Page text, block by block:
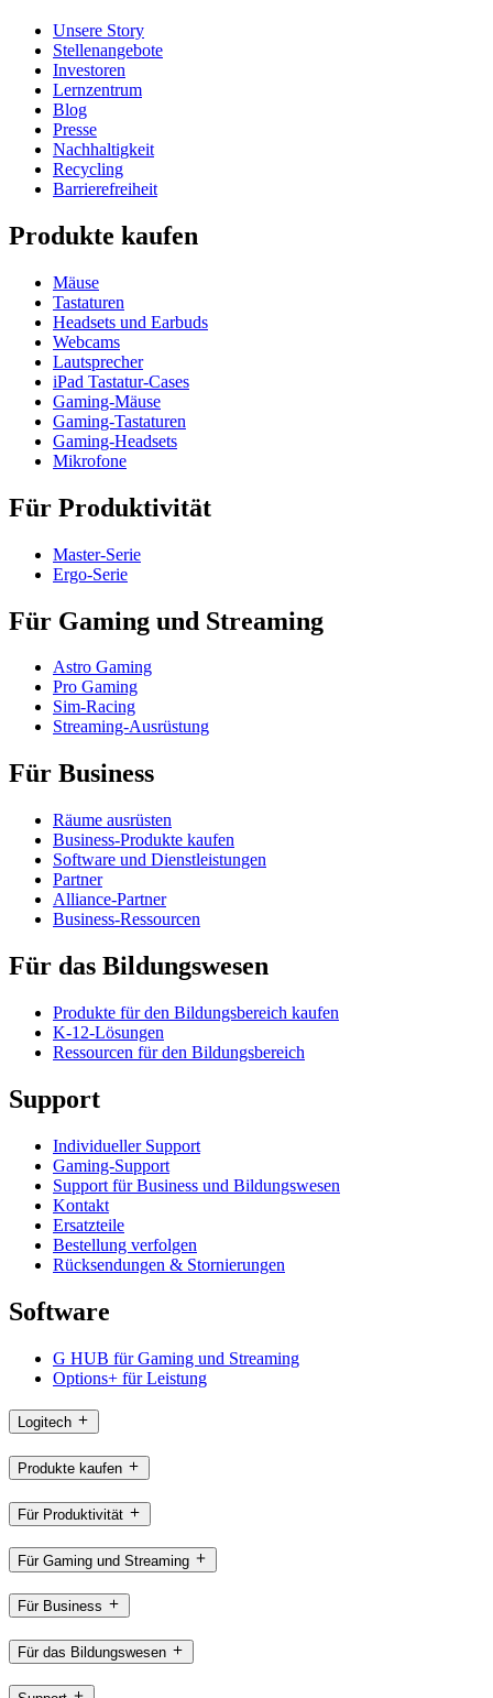
Unsere Story
Stellenangebote
Investoren
Lernzentrum
Blog
Presse
Nachhaltigkeit
Recycling
Barrierefreiheit
Produkte kaufen
Mäuse
Tastaturen
Headsets und Earbuds
Webcams
Lautsprecher
iPad Tastatur-Cases
Gaming-Mäuse
Gaming-Tastaturen
Gaming-Headsets
Mikrofone
Für Produktivität
Master-Serie
Ergo-Serie
Für Gaming und Streaming
Astro Gaming
Pro Gaming
Sim-Racing
Streaming-Ausrüstung
Für Business
Räume ausrüsten
Business-Produkte kaufen
Software und Dienstleistungen
Partner
Alliance-Partner
Business-Ressourcen
Für das Bildungswesen
Produkte für den Bildungsbereich kaufen
K-12-Lösungen
Ressourcen für den Bildungsbereich
Support
Individueller Support
Gaming-Support
Support für Business und Bildungswesen
Kontakt
Ersatzteile
Bestellung verfolgen
Rücksendungen & Stornierungen
Software
G HUB für Gaming und Streaming
Options+ für Leistung
Logitech
Produkte kaufen
Für Produktivität
Für Gaming und Streaming
Für Business
Für das Bildungswesen